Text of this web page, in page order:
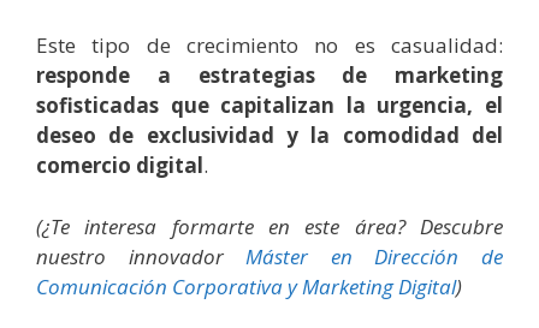
Este tipo de crecimiento no es casualidad:
responde a estrategias de marketing
sofisticadas que capitalizan la urgencia, el
deseo de exclusividad y la comodidad del
comercio digital.
(¿Te interesa formarte en este área? Descubre
nuestro innovador Máster en Dirección de
Comunicación Corporativa y Marketing Digital)